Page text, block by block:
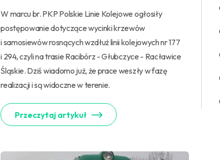
W marcu br. PKP Polskie Linie Kolejowe ogłosiły
postępowanie dotyczące wycinki krzewów
i samosiewów rosnących wzdłuż linii kolejowych nr 177
i 294, czyli na trasie Racibórz - Głubczyce - Racławice
Śląskie. Dziś wiadomo już, że prace weszły w fazę
realizacji i są widoczne w terenie.
Przeczytaj artykuł